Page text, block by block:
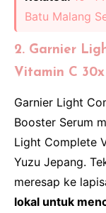
Batu Malang
2. Garnier
Vitamin C
Garnier Light
Booster Serum
Light Complete
Yuzu Jepang.
meresap ke
lokal untuk